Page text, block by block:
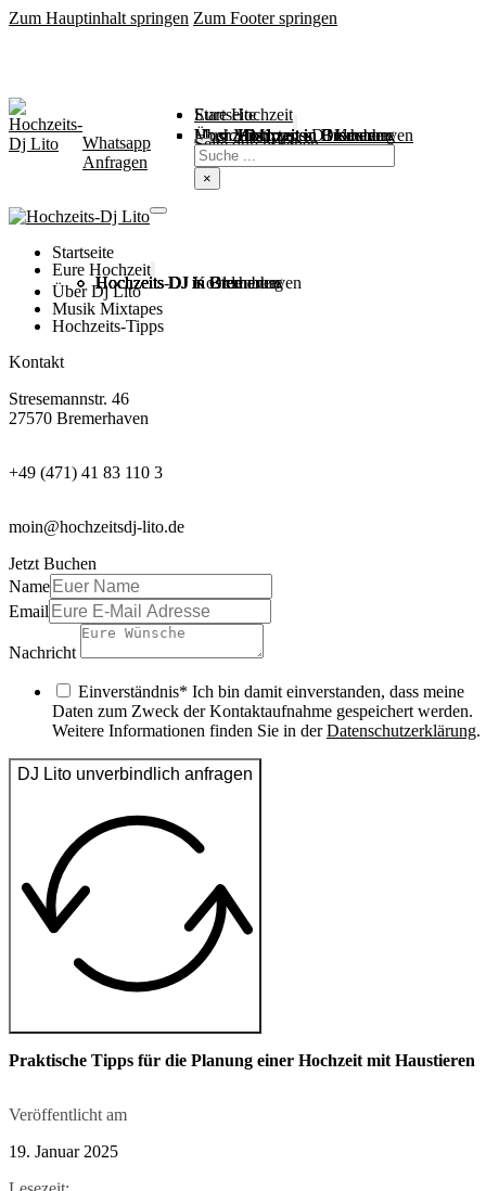
Zum Hauptinhalt springen Zum Footer springen
Startseite
Eure Hochzeit
Hochzeit in Bremen
Hochzeit in Bremerhaven
Hochzeit in Cuxhaven
Hochzeit in Oldenburg
Hochzeits-DJ Kosten
Über Mich
Music / Mixtapes
Hochzeitstipps
Seite durchsuchen
Suchen
×
Whatsapp
Anfragen
Startseite
Eure Hochzeit
Hochzeits DJ in Bremen
Hochzeits DJ in Bremerhaven
Hochzeits DJ in Cuxhaven
Hochzeits DJ in Oldenburg
Hochzeits-DJ Kosten
Über Dj Lito
Musik Mixtapes
Hochzeits-Tipps
Kontakt
Stresemannstr. 46
27570 Bremerhaven
+49 (471) 41 83 110 3
moin@hochzeitsdj-lito.de
Jetzt Buchen
Name
Email
Nachricht
Einverständnis* Ich bin damit einverstanden, dass meine
Daten zum Zweck der Kontaktaufnahme gespeichert werden.
Weitere Informationen finden Sie in derDatenschutzerklärung.
DJ Lito unverbindlich anfragen
Praktische Tipps für die Planung einer Hochzeit mit Haustieren
Veröffentlicht am
19. Januar 2025